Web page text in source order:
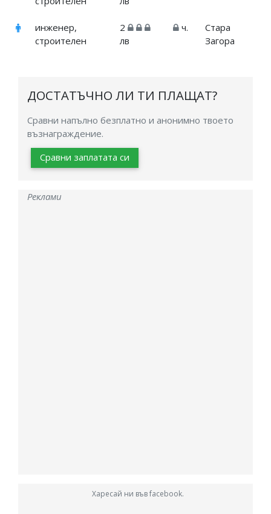
инженер,
строителен
2
лв
ч.
Стара
Загора
ДОСТАТЪЧНО ЛИ ТИ ПЛАЩАТ?
Сравни напълно безплатно и анонимно твоето
възнаграждение.
Сравни заплатата си
Реклами
Харесай ни във facebook.